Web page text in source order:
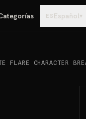
ES Español▾
FLARE CHARACTER